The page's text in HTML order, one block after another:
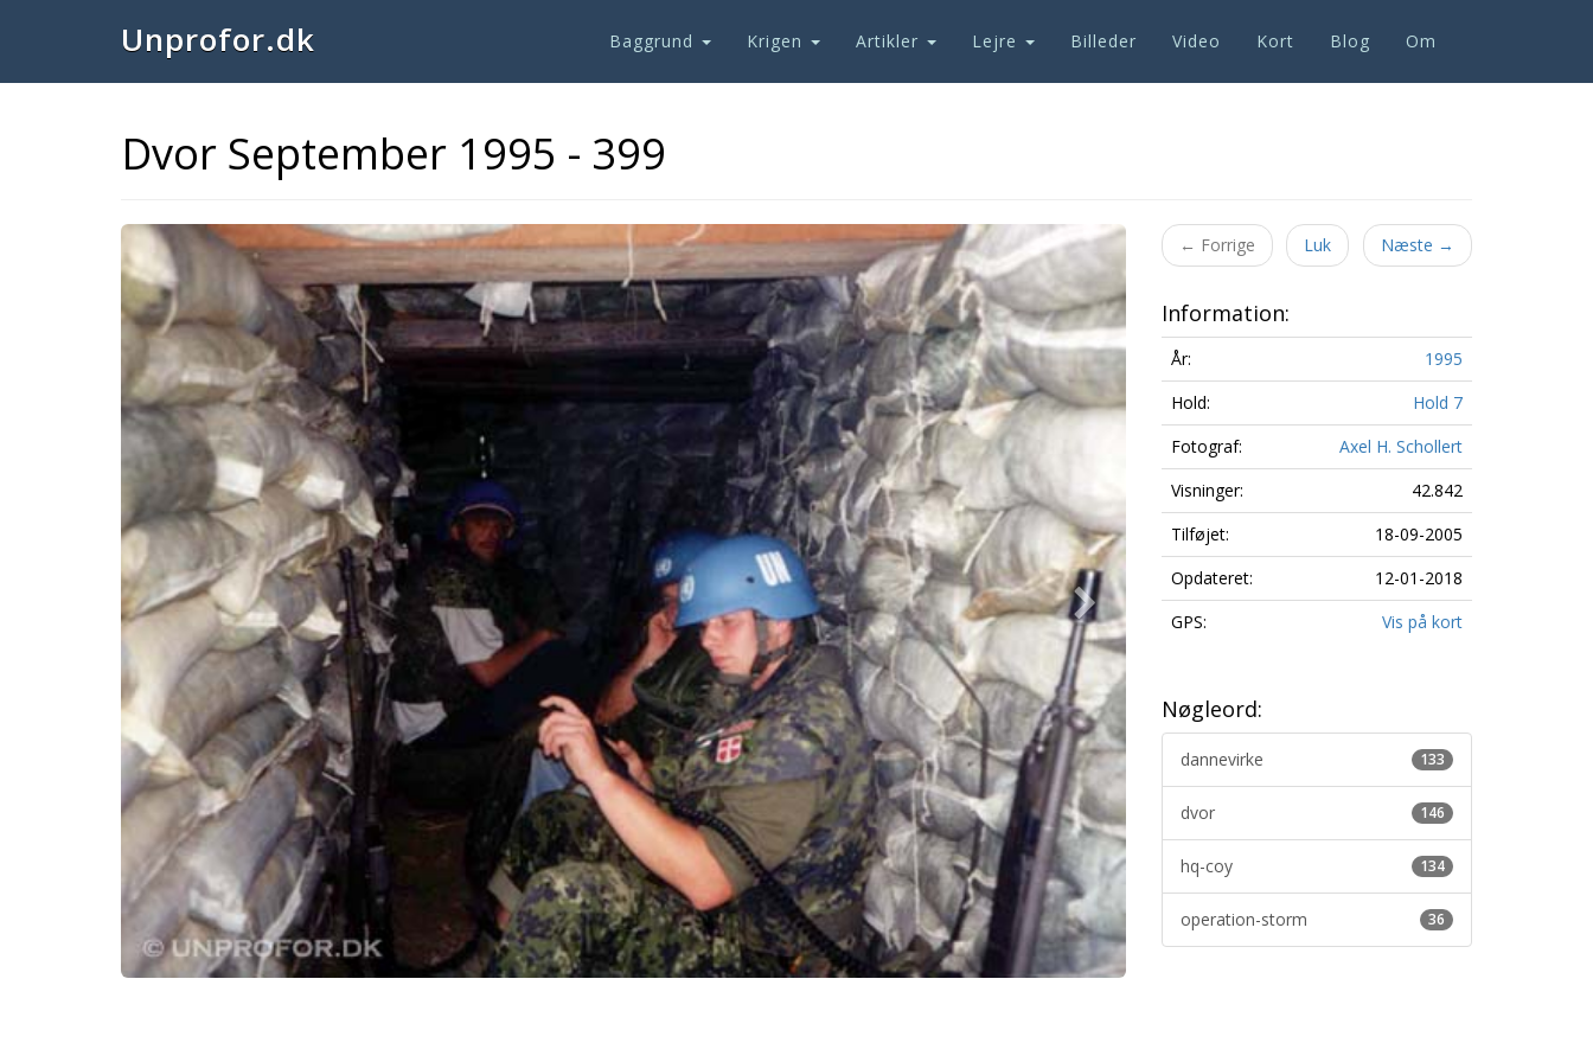
Unprofor.dk Baggrund Krigen Artikler Lejre Billeder Video Kort Blog Om
Dvor September 1995 - 399
Next ← Forrige Luk Næste →
Information:
År:
1995
Hold:
Hold 7
Fotograf:
Axel H. Schollert
Visninger:
42.842
Tilføjet:
18-09-2005
Opdateret:
12-01-2018
GPS:
Vis på kort
Nøgleord:
133
dannevirke
146
dvor
134
hq-coy
36
operation-storm